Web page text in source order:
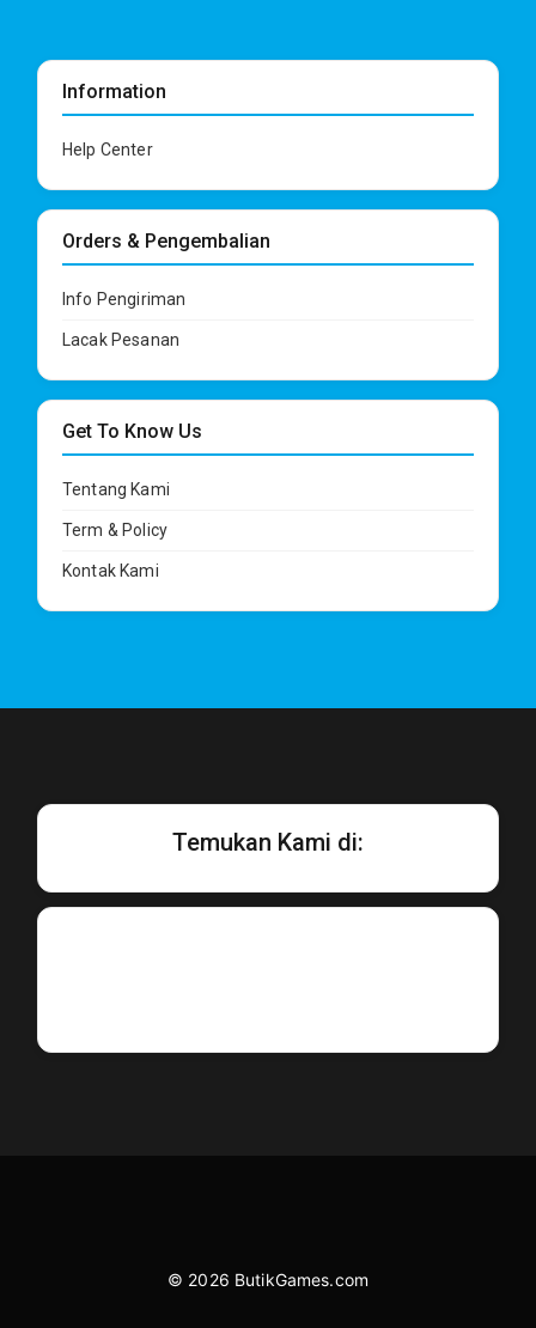
Information
Help Center
Orders & Pengembalian
Info Pengiriman
Lacak Pesanan
Get To Know Us
Tentang Kami
Term & Policy
Kontak Kami
Temukan Kami di:
© 2026 ButikGames.com